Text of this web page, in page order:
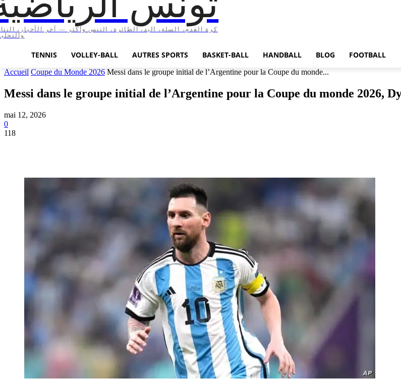
كرة القدم، السلة، اليد، الطائرة، التنس وأكثر — آخر الأخبار،
TENNIS VOLLEY-BALL AUTRES SPORTS BASKET-BALL HANDBALL BLOG FOOTBALL
Accueil Coupe du Monde 2026 Messi dans le groupe initial de l’Argentine pour la Coupe du monde...
Messi dans le groupe initial de l’Argentine pour la Coupe du monde 2026,
mai 12, 2026
0
118